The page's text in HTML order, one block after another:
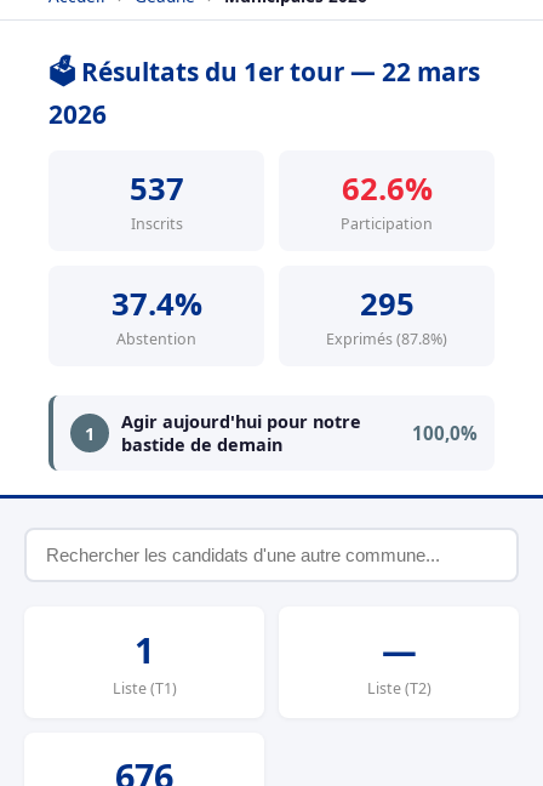
🗳️ Résultats du 1er tour — 22 mars
2026
537
Inscrits
62.6%
Participation
37.4%
Abstention
295
Exprimés (87.8%)
1
Agir aujourd'hui pour notre
bastide de demain
100,0%
1
Liste (T1)
—
Liste (T2)
676